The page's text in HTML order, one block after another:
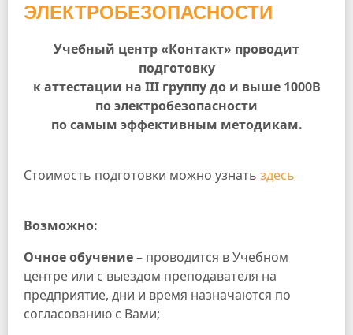
ЭЛЕКТРОБЕЗОПАСНОСТИ
Учебный центр «Контакт» проводит
подготовку
к аттестации на III группу до и выше 1000В
по электробезопасности
по самым эффективным методикам.
Стоимость подготовки можно узнать здесь
Возможно:
Очное обучение– проводится в Учебном
центре или с выездом преподавателя на
предприятие, дни и время назначаются по
согласованию с Вами;